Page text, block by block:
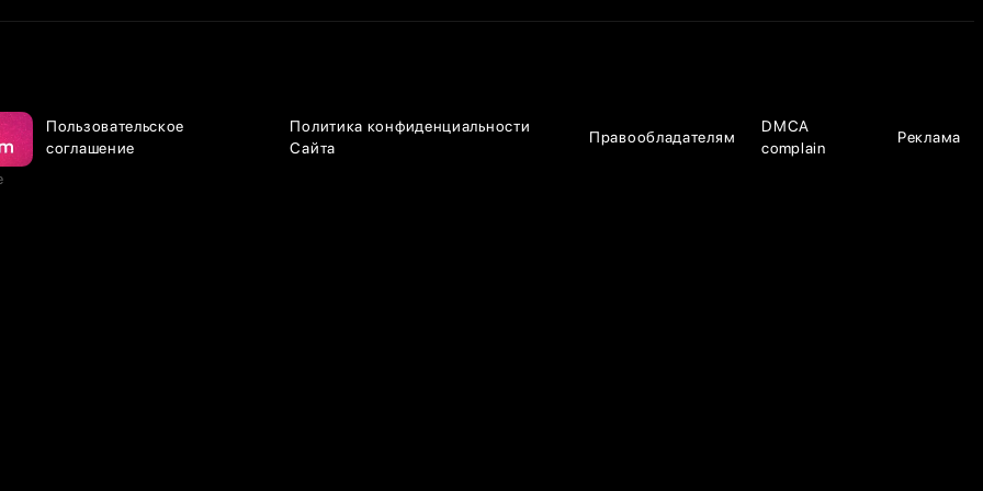
Пользовательское
соглашение
Политика конфиденциальности
Сайта
Правообладателям
DMCA
complain
Реклама